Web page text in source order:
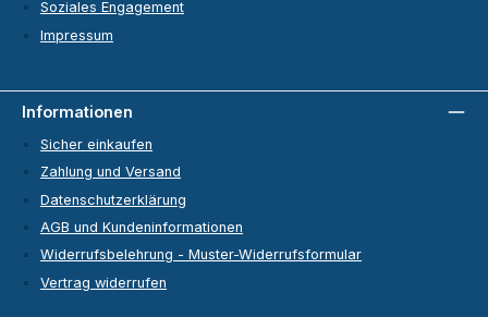
Soziales Engagement
Impressum
Informationen
Sicher einkaufen
Zahlung und Versand
Datenschutzerklärung
AGB und Kundeninformationen
Widerrufsbelehrung - Muster-Widerrufsformular
Vertrag widerrufen